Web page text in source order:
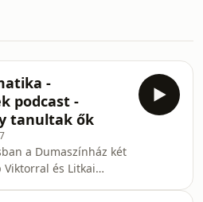
-
podcast -
tanultak ők
a Dumaszínház két
és Litkai